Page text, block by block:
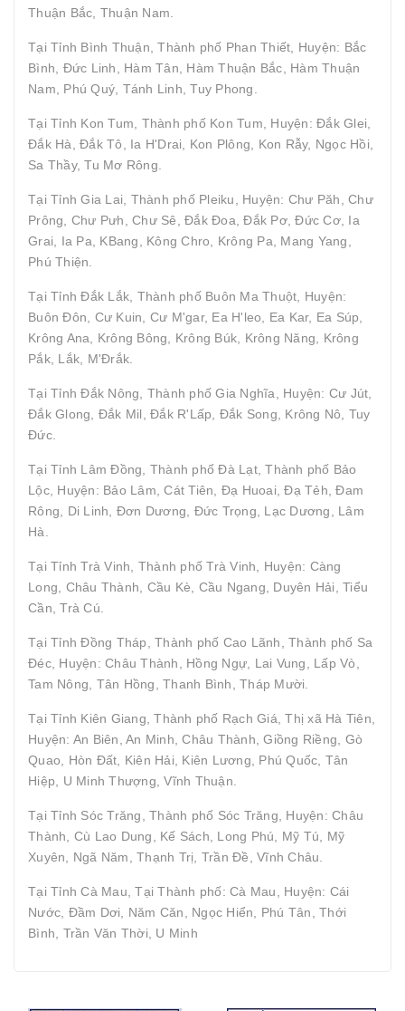
Thuận Bắc, Thuận Nam.
Tại Tỉnh Bình Thuận, Thành phố Phan Thiết, Huyện: Bắc
Bình, Đức Linh, Hàm Tân, Hàm Thuận Bắc, Hàm Thuận
Nam, Phú Quý, Tánh Linh, Tuy Phong.
Tại Tỉnh Kon Tum, Thành phố Kon Tum, Huyện: Đắk Glei,
Đắk Hà, Đắk Tô, Ia H'Drai, Kon Plông, Kon Rẫy, Ngọc Hồi,
Sa Thầy, Tu Mơ Rông.
Tại Tỉnh Gia Lai, Thành phố Pleiku, Huyện: Chư Păh, Chư
Prông, Chư Pưh, Chư Sê, Đắk Đoa, Đắk Pơ, Đức Cơ, Ia
Grai, Ia Pa, KBang, Kông Chro, Krông Pa, Mang Yang,
Phú Thiện.
Tại Tỉnh Đắk Lắk, Thành phố Buôn Ma Thuột, Huyện:
Buôn Đôn, Cư Kuin, Cư M'gar, Ea H'leo, Ea Kar, Ea Súp,
Krông Ana, Krông Bông, Krông Búk, Krông Năng, Krông
Pắk, Lắk, M'Đrắk.
Tại Tỉnh Đắk Nông, Thành phố Gia Nghĩa, Huyện: Cư Jút,
Đắk Glong, Đắk Mil, Đắk R'Lấp, Đắk Song, Krông Nô, Tuy
Đức.
Tại Tỉnh Lâm Đồng, Thành phố Đà Lạt, Thành phố Bảo
Lộc, Huyện: Bảo Lâm, Cát Tiên, Đạ Huoai, Đạ Tẻh, Đam
Rông, Di Linh, Đơn Dương, Đức Trọng, Lạc Dương, Lâm
Hà.
Tại Tỉnh Trà Vinh, Thành phố Trà Vinh, Huyện: Càng
Long, Châu Thành, Cầu Kè, Cầu Ngang, Duyên Hải, Tiểu
Cần, Trà Cú.
Tại Tỉnh Đồng Tháp, Thành phố Cao Lãnh, Thành phố Sa
Đéc, Huyện: Châu Thành, Hồng Ngự, Lai Vung, Lấp Vò,
Tam Nông, Tân Hồng, Thanh Bình, Tháp Mười.
Tại Tỉnh Kiên Giang, Thành phố Rạch Giá, Thị xã Hà Tiên,
Huyện: An Biên, An Minh, Châu Thành, Giồng Riềng, Gò
Quao, Hòn Đất, Kiên Hải, Kiên Lương, Phú Quốc, Tân
Hiệp, U Minh Thượng, Vĩnh Thuận.
Tại Tỉnh Sóc Trăng, Thành phố Sóc Trăng, Huyện: Châu
Thành, Cù Lao Dung, Kế Sách, Long Phú, Mỹ Tú, Mỹ
Xuyên, Ngã Năm, Thạnh Trị, Trần Đề, Vĩnh Châu.
Tại Tỉnh Cà Mau, Tại Thành phố: Cà Mau, Huyện: Cái
Nước, Đầm Dơi, Năm Căn, Ngọc Hiển, Phú Tân, Thới
Bình, Trần Văn Thời, U Minh